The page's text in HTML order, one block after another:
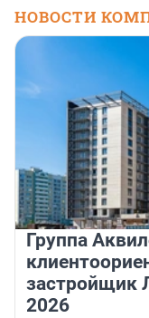
НОВОСТИ
Группа
застройщик
2026